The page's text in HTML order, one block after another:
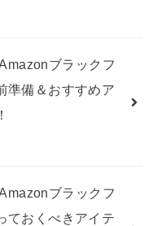
ブラックフ
準備＆おすすめア
ブラックフ
ておくべきアイテ